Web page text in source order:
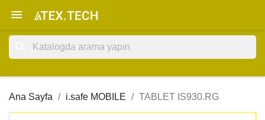

Ana Sayfa i.safe MOBILE TABLET IS930.RG